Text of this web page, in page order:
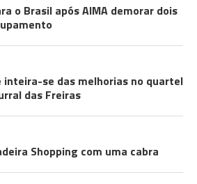
o Brasil após AIMA demorar dois
inteira-se das melhorias no quartel
das Freiras
Shopping com uma cabra